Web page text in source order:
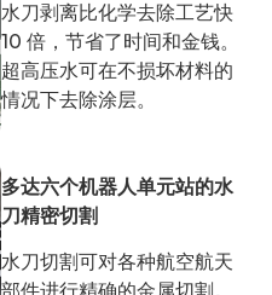
水刀剥离比化学去除工艺快
10 倍，节省了时间和金钱。
超高压水可在不损坏材料的
情况下去除涂层。
多达六个机器人单元站的水
刀精密切割
水刀切割可对各种航空航天